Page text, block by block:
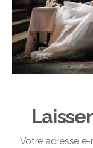
Votre adresse